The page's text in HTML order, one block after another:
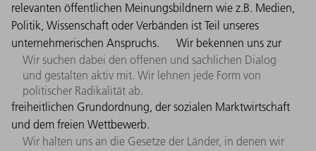
relevanten öffentlichen Meinungsbildnern wie z.B. Medien,
Politik, Wissenschaft oder Verbänden ist Teil unseres
unternehmerischen Anspruchs.
Wir suchen dabei den offenen und sachlichen Dialog
und gestalten aktiv mit. Wir lehnen jede Form von
politischer Radikalität ab.
Wir bekennen uns zur
freiheitlichen Grundordnung, der sozialen Marktwirtschaft
und dem freien Wettbewerb.
Wir halten uns an die Gesetze der Länder, in denen wir